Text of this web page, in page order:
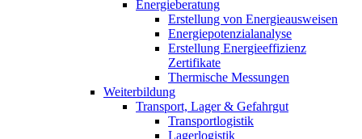
Energieberatung
Erstellung von Energieausweisen
Energiepotenzialanalyse
Erstellung Energieeffizienz
Zertifikate
Thermische Messungen
Weiterbildung
Transport, Lager & Gefahrgut
Transportlogistik
Lagerlogistik